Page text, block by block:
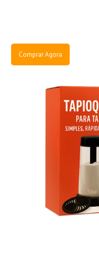
Comprar Agora